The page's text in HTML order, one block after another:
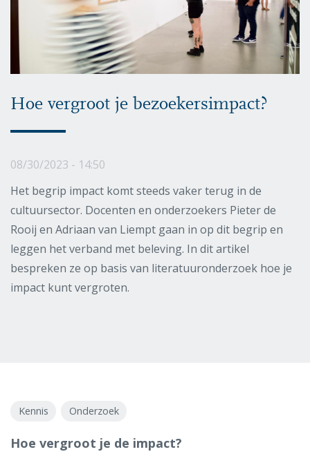
Hoe vergroot je bezoekersimpact?
08/30/2023 - 14:50
Het begrip impact komt steeds vaker terug in de
cultuursector. Docenten en onderzoekers Pieter de
Rooij en Adriaan van Liempt gaan in op dit begrip en
leggen het verband met beleving. In dit artikel
bespreken ze op basis van literatuuronderzoek hoe je
impact kunt vergroten.
Kennis Onderzoek
Hoe vergroot je de impact?